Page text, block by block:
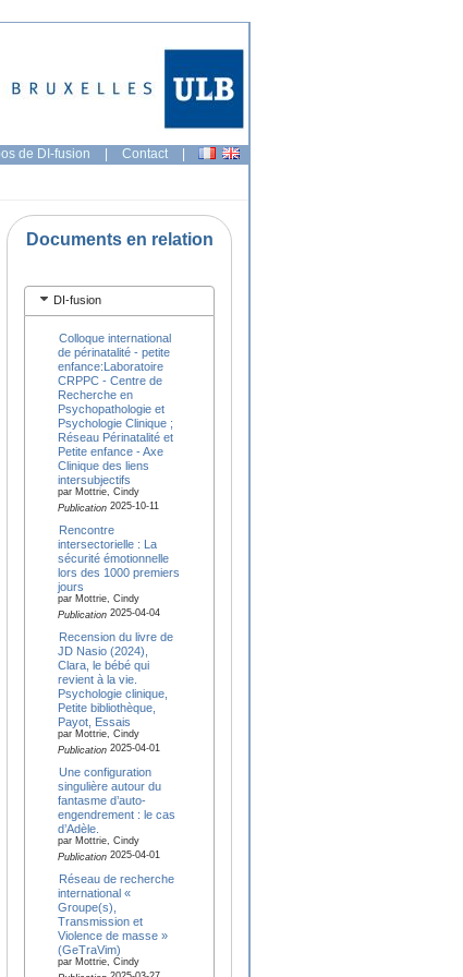
de DI-fusion | Contact |
Documents en relation
DI-fusion
Colloque international
de périnatalité - petite
enfance:Laboratoire
CRPPC - Centre de
Recherche en
Psychopathologie et
Psychologie Clinique ;
Réseau Périnatalité et
Petite enfance - Axe
Clinique des liens
intersubjectifs
par Mottrie, Cindy
Publication2025-10-11
Rencontre
intersectorielle : La
sécurité émotionnelle
lors des 1000 premiers
jours
par Mottrie, Cindy
Publication2025-04-04
Recension du livre de
JD Nasio (2024),
Clara, le bébé qui
revient à la vie.
Psychologie clinique,
Petite bibliothèque,
Payot, Essais
par Mottrie, Cindy
Publication2025-04-01
Une configuration
singulière autour du
fantasme d’auto-
engendrement : le cas
d’Adèle.
par Mottrie, Cindy
Publication2025-04-01
Réseau de recherche
international «
Groupe(s),
Transmission et
Violence de masse »
(GeTraVim)
par Mottrie, Cindy